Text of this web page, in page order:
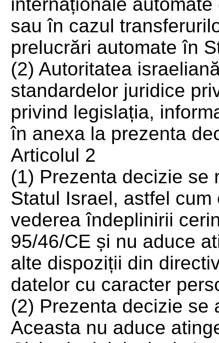
internaționale
sau în cazul
prelucrări automate în
(2) Autoritatea
standardelor juridice
privind legislația,
în anexa la prezenta
Articolul 2
(1) Prezenta decizie se
Statul Israel, astfel
vederea îndeplinirii
95/46/CE și nu aduce
alte dispoziții din
datelor cu caracter
(2) Prezenta decizie se
Aceasta nu aduce